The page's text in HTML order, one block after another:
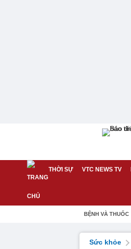
THỜI SỰ VTC NEWS TV
BỆNH VÀ THUỐC
Sức khỏe